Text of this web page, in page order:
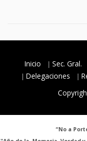
Inicio Sec. Gral.
Delegaciones
“No a